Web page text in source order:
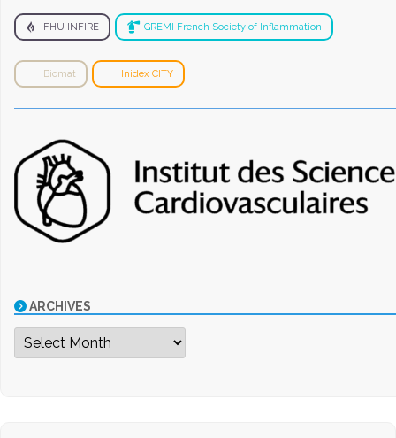
FHU INFIRE GREMI French Society of Inflammation
Biomat Inidex CITY
ARCHIVES
Archives